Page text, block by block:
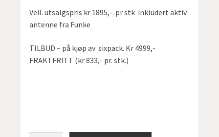
Veil. utsalgspris kr 1895,-. pr stk inkludert aktiv
antenne fra Funke
TILBUD – på kjøp av sixpack. Kr 4999,-
FRAKTFRITT (kr 833,- pr. stk.)